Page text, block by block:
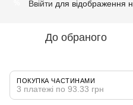
Ввійти для відображення
До обраного
ПОКУПКА ЧАСТИНАМИ
3 платежі по 93.33 грн